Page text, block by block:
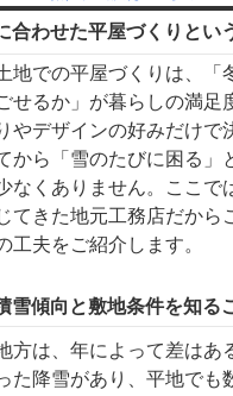
合わせた平屋づくりとい
地での平屋づくりは、「
せるか」が暮らしの満足
やデザインの好みだけで
から「雪のたびに困る」
なくありません。ここで
てきた地元工務店だから
工夫をご紹介します。
雪傾向と敷地条件を知る
方は、年によって差はあ
た降雪があり、平地でも